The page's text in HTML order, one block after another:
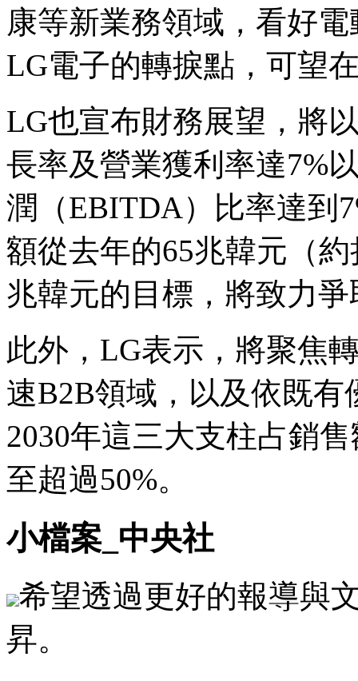
康等新業務領域，看好
LG電子的轉捩點，可望
LG也宣布財務展望，將
長率及營業獲利率達7%
潤（EBITDA）比率達到
額從去年的65兆韓元（
兆韓元的目標，將致力
此外，LG表示，將聚焦
速B2B領域，以及依既
2030年這三大支柱占銷
至超過50%。
小檔案_中央社
希望透過更好的報導與
昇。